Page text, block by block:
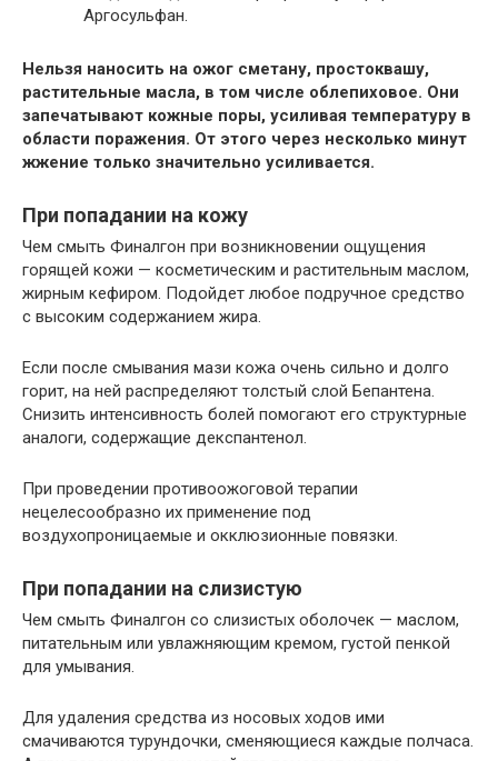
Аргосульфан.
Нельзя наносить на ожог сметану, простоквашу,
растительные масла, в том числе облепиховое. Они
запечатывают кожные поры, усиливая температуру в
области поражения. От этого через несколько минут
жжение только значительно усиливается.
При попадании на кожу
Чем смыть Финалгон при возникновении ощущения
горящей кожи — косметическим и растительным маслом,
жирным кефиром. Подойдет любое подручное средство
с высоким содержанием жира.
Если после смывания мази кожа очень сильно и долго
горит, на ней распределяют толстый слой Бепантена.
Снизить интенсивность болей помогают его структурные
аналоги, содержащие декспантенол.
При проведении противоожоговой терапии
нецелесообразно их применение под
воздухопроницаемые и окклюзионные повязки.
При попадании на слизистую
Чем смыть Финалгон со слизистых оболочек — маслом,
питательным или увлажняющим кремом, густой пенкой
для умывания.
Для удаления средства из носовых ходов ими
смачиваются турундочки, сменяющиеся каждые полчаса.